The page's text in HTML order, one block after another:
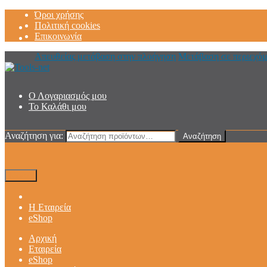
Όροι χρήσης
Πολιτική cookies
Επικοινωνία
Απευθείας μετάβαση στην πλοήγηση Μετάβαση σε
Ο Λογαριασμός μου
Το Καλάθι μου
Αναζήτηση για: Αναζήτηση
Η Εταιρεία
eShop
Αρχική
Εταιρεία
eShop